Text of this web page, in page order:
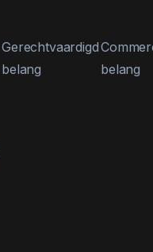
Gerechtvaardigd
belang
belang